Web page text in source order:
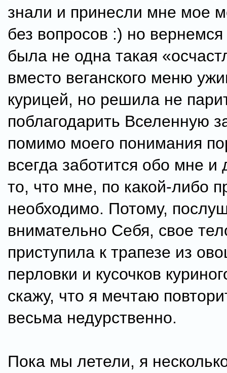
знали и принесли мне мое
без вопросов :) но
была не одна такая
вместо веганского меню
курицей, но решила не
поблагодарить Вселенную
помимо моего понимания
всегда заботится обо мне и
то, что мне, по какой-либо
необходимо. Потому,
внимательно Себя, свое
приступила к трапезе из
перловки и кусочков
скажу, что я мечтаю
весьма недурственно.
Пока мы летели, я